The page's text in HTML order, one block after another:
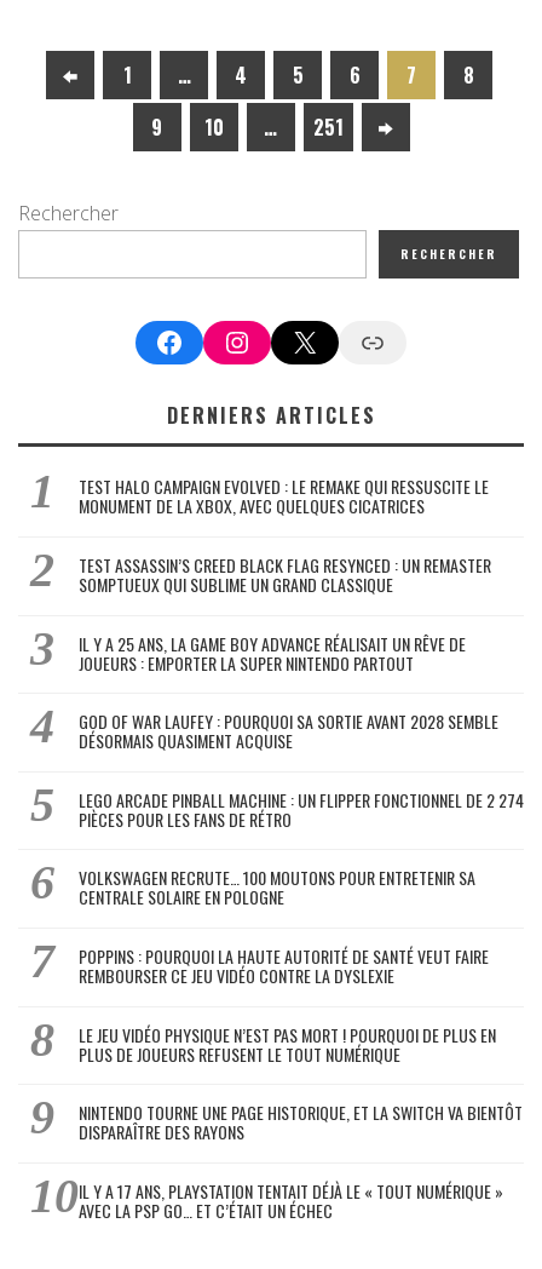
1 … 4 5 6 7
8
9
10 … 251
Rechercher
RECHERCHER
FacebookInstagram
X Google News
DERNIERS ARTICLES
TEST HALO CAMPAIGN EVOLVED : LE REMAKE QUI RESSUSCITE LE
MONUMENT DE LA XBOX, AVEC QUELQUES CICATRICES
TEST ASSASSIN’S CREED BLACK FLAG RESYNCED : UN REMASTER
SOMPTUEUX QUI SUBLIME UN GRAND CLASSIQUE
IL Y A 25 ANS, LA GAME BOY ADVANCE RÉALISAIT UN RÊVE DE
JOUEURS : EMPORTER LA SUPER NINTENDO PARTOUT
GOD OF WAR LAUFEY : POURQUOI SA SORTIE AVANT 2028 SEMBLE
DÉSORMAIS QUASIMENT ACQUISE
LEGO ARCADE PINBALL MACHINE : UN FLIPPER FONCTIONNEL DE 2 274
PIÈCES POUR LES FANS DE RÉTRO
VOLKSWAGEN RECRUTE… 100 MOUTONS POUR ENTRETENIR SA
CENTRALE SOLAIRE EN POLOGNE
POPPINS : POURQUOI LA HAUTE AUTORITÉ DE SANTÉ VEUT FAIRE
REMBOURSER CE JEU VIDÉO CONTRE LA DYSLEXIE
LE JEU VIDÉO PHYSIQUE N’EST PAS MORT ! POURQUOI DE PLUS EN
PLUS DE JOUEURS REFUSENT LE TOUT NUMÉRIQUE
NINTENDO TOURNE UNE PAGE HISTORIQUE, ET LA SWITCH VA BIENTÔT
DISPARAÎTRE DES RAYONS
IL Y A 17 ANS, PLAYSTATION TENTAIT DÉJÀ LE « TOUT NUMÉRIQUE »
AVEC LA PSP GO… ET C’ÉTAIT UN ÉCHEC